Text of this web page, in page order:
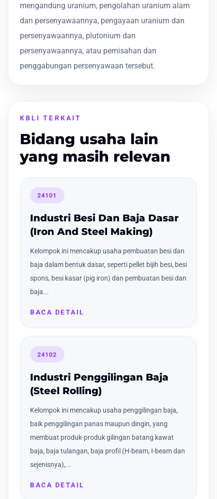
mengandung uranium, pengolahan uranium alam
dan persenyawaannya, pengayaan uranium dan
persenyawaannya, plutonium dan
persenyawaannya, atau pemisahan dan
penggabungan persenyawaan tersebut.
KBLI TERKAIT
Bidang usaha lain
yang masih relevan
24101
Industri Besi Dan Baja Dasar
(Iron And Steel Making)
Kelompok ini mencakup usaha pembuatan besi dan
baja dalam bentuk dasar, seperti pellet bijih besi, besi
spons, besi kasar (pig iron) dan pembuatan besi dan
baja...
BACA DETAIL
24102
Industri Penggilingan Baja
(Steel Rolling)
Kelompok ini mencakup usaha penggilingan baja,
baik penggilingan panas maupun dingin, yang
membuat produk-produk gilingan batang kawat
baja, baja tulangan, baja profil (H-beam, I-beam dan
sejenisnya),...
BACA DETAIL